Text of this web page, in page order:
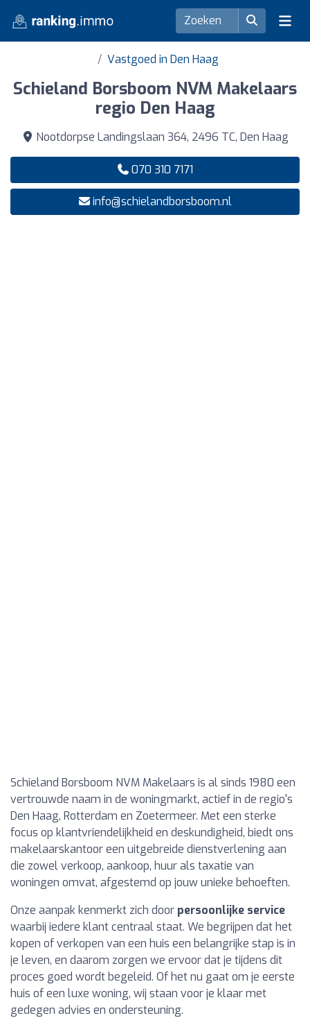
Vastgoed in Den Haag
Schieland Borsboom NVM Makelaars
regio Den Haag
Nootdorpse Landingslaan 364, 2496 TC, Den Haag
070 310 7171
info@schielandborsboom.nl
Schieland Borsboom NVM Makelaars is al sinds 1980 een
vertrouwde naam in de woningmarkt, actief in de regio's
Den Haag, Rotterdam en Zoetermeer. Met een sterke
focus op klantvriendelijkheid en deskundigheid, biedt ons
makelaarskantoor een uitgebreide dienstverlening aan
die zowel verkoop, aankoop, huur als taxatie van
woningen omvat, afgestemd op jouw unieke behoeften.
Onze aanpak kenmerkt zich door persoonlijke service
waarbij iedere klant centraal staat. We begrijpen dat het
kopen of verkopen van een huis een belangrijke stap is in
je leven, en daarom zorgen we ervoor dat je tijdens dit
proces goed wordt begeleid. Of het nu gaat om je eerste
huis of een luxe woning, wij staan voor je klaar met
gedegen advies en ondersteuning.